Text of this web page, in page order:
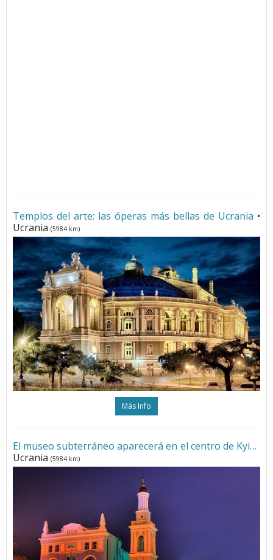
Templos del arte: las óperas más bellas de Ucrania •
Ucrania (5984 km)
Más Info
El museo subterráneo aparecerá en el centro de Kyiv
Ucrania (5984 km)